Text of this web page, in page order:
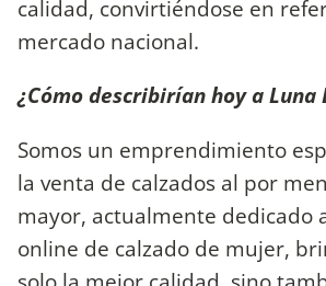
calidad, convirtiéndose en
mercado nacional.
¿Cómo describirían hoy a Luna
Somos un emprendimiento
la venta de calzados al por
mayor, actualmente dedicado
online de calzado de mujer,